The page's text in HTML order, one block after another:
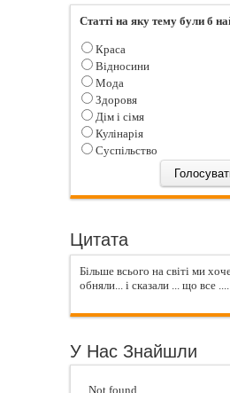
Статті на яку тему були б
Краса
Відносини
Мода
Здоровя
Дiм і сiмя
Кулiнарiя
Суспiльство
Цитата
Більше всього на світі ми
обняли... і сказали ... що все
У Нас Знайшли
Not found